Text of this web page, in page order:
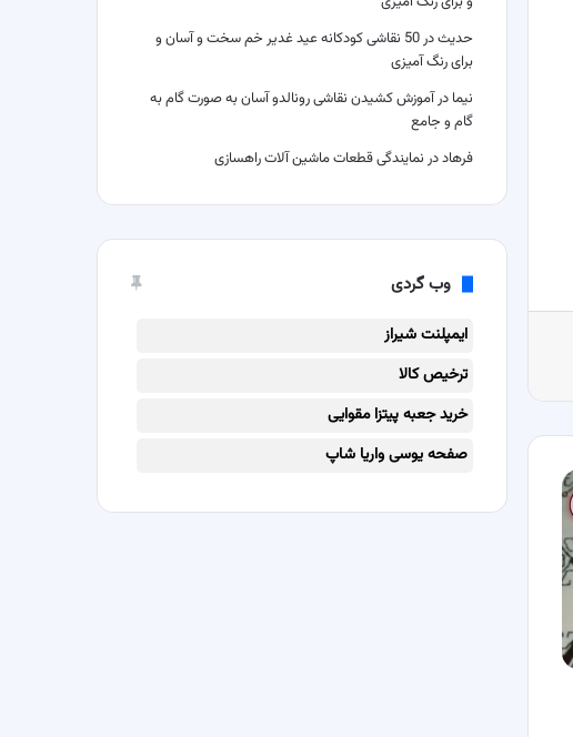
حدیثدر
50 نقاشی کودکانه عید غدیر خم سخت و آسان و
برای رنگ آمیزی
نیما درآموزش کشیدن نقاشی رونالدو آسان به صورت گام به
گام و جامع
فرهاددر نمایندگی قطعات ماشین آلات راهسازی
وب گردی
ایمپلنت شیراز
ترخیص کالا
خرید جعبه پیتزا مقوایی
صفحه یوسی واریا شاپ